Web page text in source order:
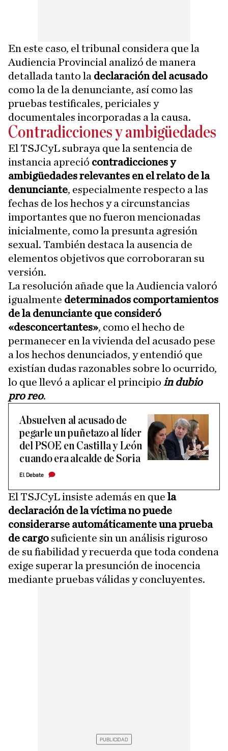
En este caso, el tribunal considera que la
Audiencia Provincial analizó de manera
detallada tanto la declaración del acusado
como la de la denunciante, así como las
pruebas testificales, periciales y
documentales incorporadas a la causa.
Contradicciones y ambigüedades
El TSJCyL subraya que la sentencia de
instancia apreció contradicciones y
ambigüedades relevantes en el relato de la
denunciante, especialmente respecto a las
fechas de los hechos y a circunstancias
importantes que no fueron mencionadas
inicialmente, como la presunta agresión
sexual. También destaca la ausencia de
elementos objetivos que corroboraran su
versión.
La resolución añade que la Audiencia valoró
igualmente determinados comportamientos
de la denunciante que consideró
«desconcertantes», como el hecho de
permanecer en la vivienda del acusado pese
a los hechos denunciados, y entendió que
existían dudas razonables sobre lo ocurrido,
lo que llevó a aplicar el principio in dubio
pro reo.
Absuelven al acusado de
pegarle un puñetazo al líder
del PSOE en Castilla y León
cuando era alcalde de Soria
El Debate
El TSJCyL insiste además en que la
declaración de la víctima no puede
considerarse automáticamente una prueba
de cargo suficiente sin un análisis riguroso
de su fiabilidad y recuerda que toda condena
exige superar la presunción de inocencia
mediante pruebas válidas y concluyentes.